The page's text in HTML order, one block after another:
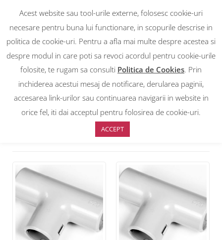
RON
EUR
0
Prima pagină > Accesorii tuburi Halogen free >Cuple T Halogen free
Acest website sau tool-urile externe, folosesc cookie-uri
necesare pentru buna lui functionare, in scopurile descrise in
politica de cookie-uri. Pentru a afla mai multe despre acestea si
despre modul in care poti sa revoci acordul pentru cookie-urile
folosite, te rugam sa consulti Politica de Cookies. Prin
inchiderea acestui mesaj de notificare, derularea paginii,
accesarea link-urilor sau continuarea navigarii in website in
orice fel, iti dai acceptul pentru folosirea de cookie-uri.
ACCEPT